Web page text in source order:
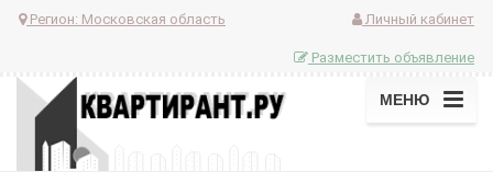
Регион: Московская область Личный кабинет
Разместить объявление
МЕНЮ